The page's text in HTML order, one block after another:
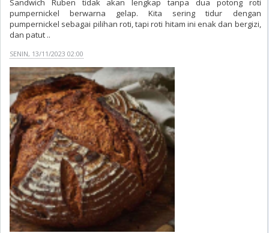
Sandwich Ruben tidak akan lengkap tanpa dua potong roti
pumpernickel berwarna gelap. Kita sering tidur dengan
pumpernickel sebagai pilihan roti, tapi roti hitam ini enak dan bergizi,
dan patut ..
SENIN, 13/11/2023 02:00